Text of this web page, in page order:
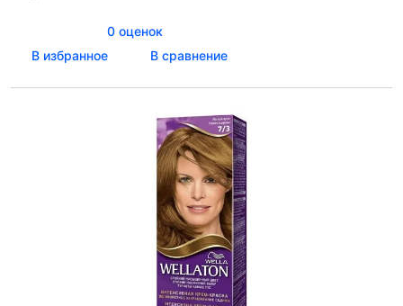
0 оценок
В избранное
В сравнение